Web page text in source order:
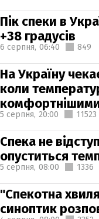
Пік спеки в
+38 градусів
6 серпня, 06:40 849
На Україну
коли
5 серпня, 20:00 11523
Спека не
опуститься
5 серпня, 08:00 1336
"Спекотна
синоптик